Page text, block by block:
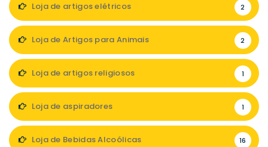
Loja de artigos elétricos 2
Loja de Artigos para Animais 2
Loja de artigos religiosos 1
Loja de aspiradores 1
Loja de Bebidas Alcoólicas 16